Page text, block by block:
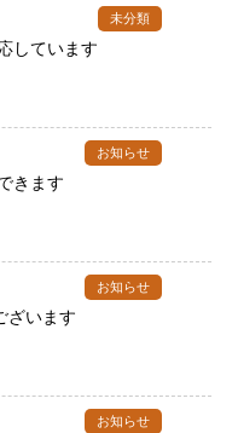
未分類
しています
お知らせ
きます
お知らせ
ざいます
お知らせ